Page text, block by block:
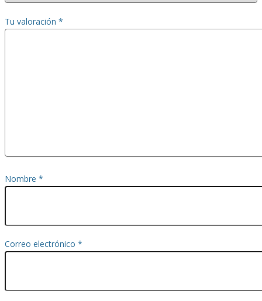
Tu valoración *
Nombre *
Correo electrónico *